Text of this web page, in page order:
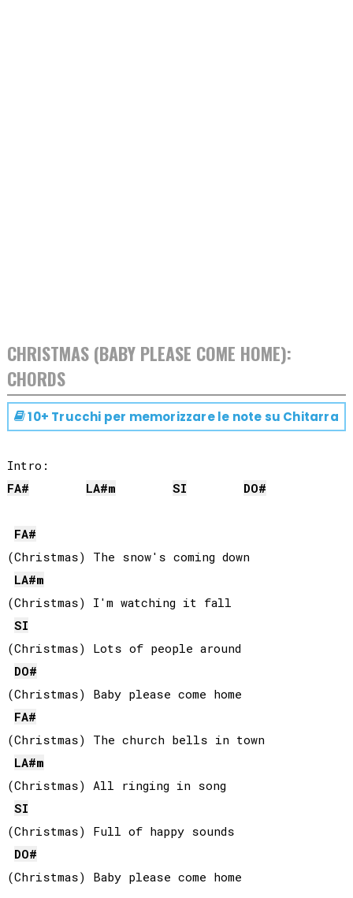
CHRISTMAS (BABY PLEASE COME HOME):
CHORDS
10+ Trucchi per memorizzare le note su Chitarra
FA#
LA#m SI DO#
FA#
(Christmas) The snow's coming down
LA#m
(Christmas) I'm watching it fall
SI
(Christmas) Lots of people around
DO#
(Christmas) Baby please come home
FA#
(Christmas) The church bells in town
LA#m
(Christmas) All ringing in song
SI
(Christmas) Full of happy sounds
DO#
(Christmas) Baby please come home